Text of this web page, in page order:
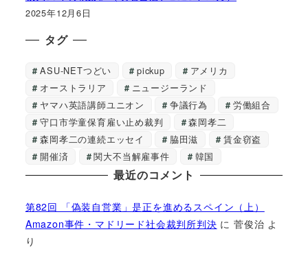
2025年12月6日
タグ
ASU-NETつどい pickup
アメリカ
オーストラリア
ニュージーランド
ヤマハ英語講師ユニオン
争議行為
労働組合
守口市学童保育雇い止め裁判
森岡孝二
森岡孝二の連続エッセイ
脇田滋
賃金窃盗
開催済
関大不当解雇事件 韓国
最近のコメント
第82回 「偽装自営業」是正を進めるスペイン（上）
Amazon事件・マドリード社会裁判所判決 に菅俊治 よ
り